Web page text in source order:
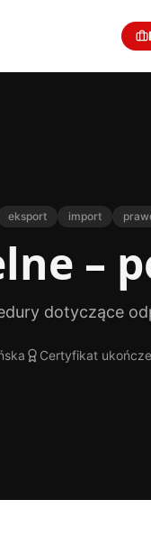
eksport import
–
dotyczące
Certyfikat